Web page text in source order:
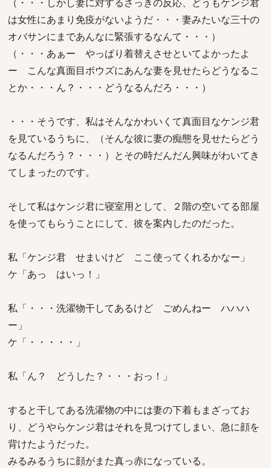
は女性にあまり免疫がないようだ・・・妻みたいな三十の
オバサンにまであんなに緊張するなんて・・・）
（・・・あぁー やっぱり着替えさせといてよかったよ
ー こんな真面目ボウズにあんな妻を見せたらどうなるこ
とか・・・ん？・・・どうなるんだろ・・・）
・・・そうです、私はそんなかわいくて真面目なケンジ君
を見ているうちに、（そんな彼に妻の痴態を見せたらどう
なるんだろう？・・・）とその時だんだん興味がわいてき
てしまったのです。
そして私はケンジ君に寝室用として、２階の空いてる部屋
を使ってもらうことにして、彼を案内したのだった。
私「ケンジ君 せまいけど ここ使ってくれるかなー」
ケ「あっ はいっ！」
私「・・・洗濯物干してあるけど ごめんねー ハハハ
ー」
ケ「・・・・・」
私「ん？ どうした？・・・おっ！」
すると干してある洗濯物の中には妻の下着もまざってお
り、どうやらケンジ君はそれを見つけてしまい、急に顔を
背けたようだった。
みるみるうちに顔がまた真っ赤になっている。